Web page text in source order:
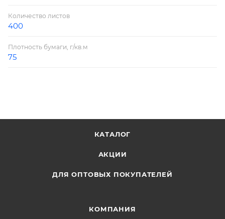
Количество листов
400
Плотность бумаги, г/кв.м
75
КАТАЛОГ
АКЦИИ
ДЛЯ ОПТОВЫХ ПОКУПАТЕЛЕЙ
КОМПАНИЯ